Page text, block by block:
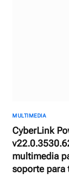
MULTIMEDIA
CyberLink
multimedia
soporte para